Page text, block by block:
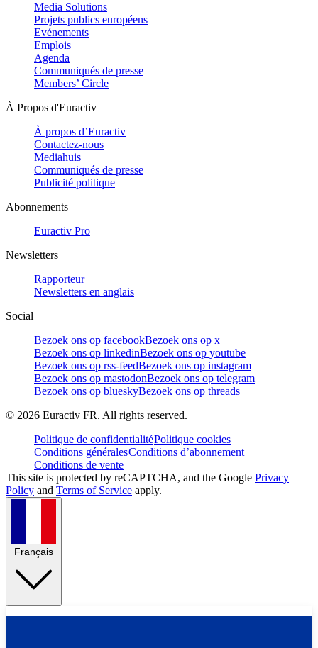
Media Solutions
Projets publics européens
Evénements
Emplois
Agenda
Communiqués de presse
Members’ Circle
À Propos d'Euractiv
À propos d’Euractiv
Contactez-nous
Mediahuis
Communiqués de presse
Publicité politique
Abonnements
Euractiv Pro
Newsletters
Rapporteur
Newsletters en anglais
Social
Bezoek ons op facebookBezoek ons op x
Bezoek ons op linkedinBezoek ons op youtube
Bezoek ons op rss-feedBezoek ons op instagram
Bezoek ons op mastodonBezoek ons op telegram
Bezoek ons op blueskyBezoek ons op threads
© 2026 Euractiv FR. All rights reserved.
Politique de confidentialitéPolitique cookies
Conditions généralesConditions d’abonnement
Conditions de vente
This site is protected by reCAPTCHA, and the Google Privacy
Policy and Terms of Service apply.
Français